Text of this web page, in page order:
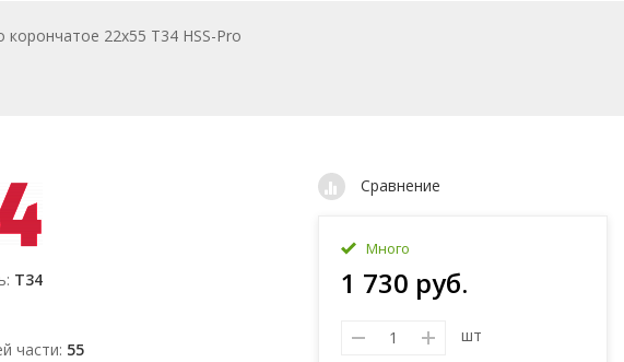
корончатое 22х55 T34 HSS-Pro
T34
части 55
Сравнение
Много
1 730 руб.
шт